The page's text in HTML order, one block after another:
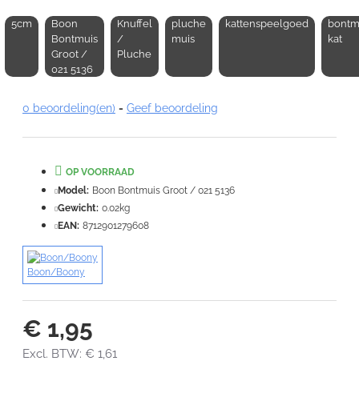
Note:HTML-code wordt niet vertaald!
Slecht
VERDER
5cm
Boon
Bontmuis
Groot /
021 5136
Knuffel
/
Pluche
pluche
muis
kattenspeelgoed
kat
0 beoordeling(en) - Geef beoordeling
€ 1,95
Excl. BTW: € 1,61
OP VOORRAAD
Model: Boon Bontmuis Groot / 021 5136
Gewicht: 0.02kg
EAN: 8712901279608
Boon/Boony